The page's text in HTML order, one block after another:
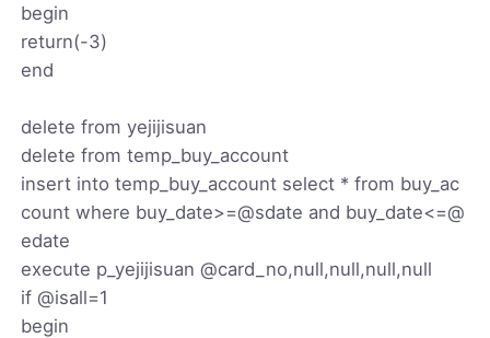
begin
return(-3)
end
delete from yejijisuan
delete from temp_buy_account
insert into temp_buy_account select * from buy_ac
count where buy_date>=@sdate and buy_date<=@
edate
execute p_yejijisuan @card_no,null,null,null,null
if @isall=1
begin